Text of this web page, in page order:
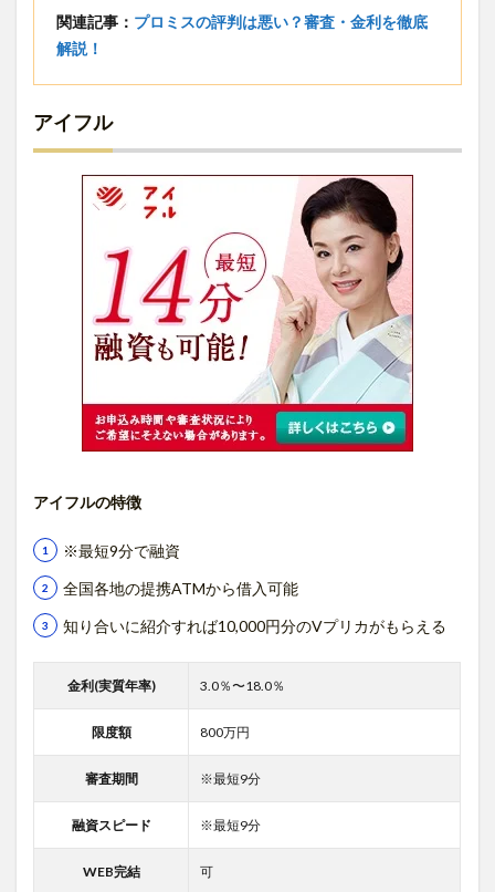
関連記事： プロミスの評判は悪い？審査・金利を徹底
解説！
アイフル
アイフルの特徴
※最短9分で融資
全国各地の提携ATMから借入可能
知り合いに紹介すれば10,000円分のVプリカがもらえる
金利(実質年率) 3.0％〜18.0％
限度額 800万円
審査期間 ※最短9分
融資スピード ※最短9分
WEB完結 可